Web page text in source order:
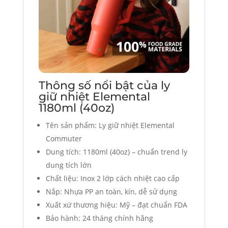
Thông số nổi bật của ly
giữ nhiệt Elemental
1180ml (40oz)
Tên sản phẩm: Ly giữ nhiệt Elemental
Commuter
Dung tích: 1180ml (40oz) – chuẩn trend ly
dung tích lớn
Chất liệu: Inox 2 lớp cách nhiệt cao cấp
Nắp: Nhựa PP an toàn, kín, dễ sử dụng
Xuất xứ thương hiệu: Mỹ – đạt chuẩn FDA
Bảo hành: 24 tháng chính hãng